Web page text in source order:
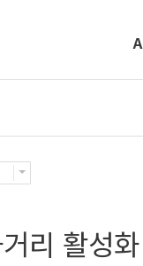
리 활성